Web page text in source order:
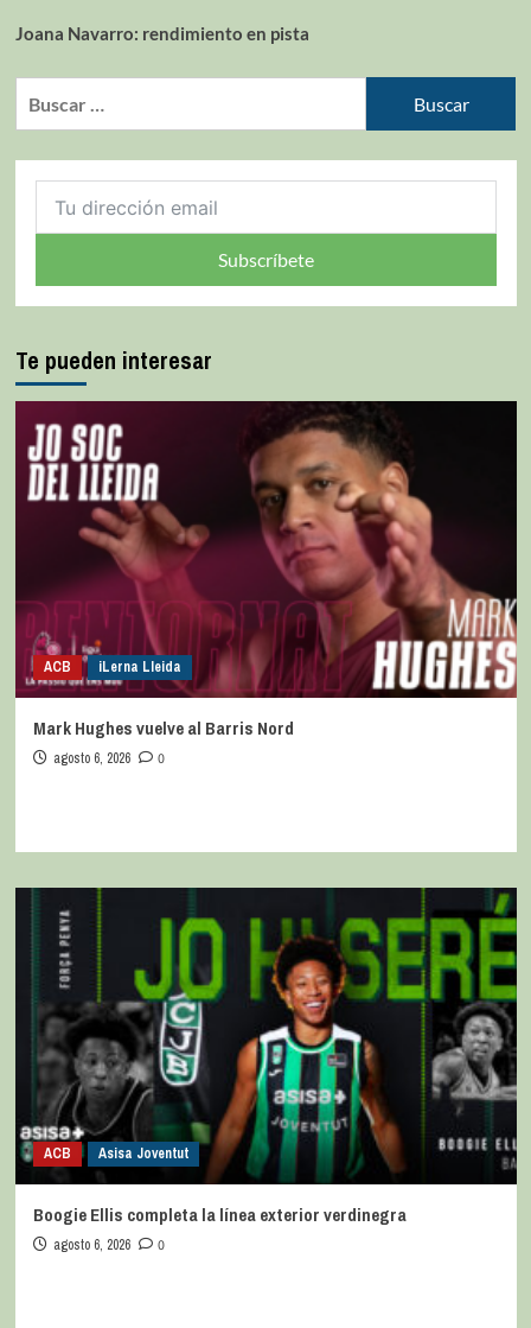
Joana Navarro: rendimiento en pista
Subscríbete
Te pueden interesar
ACB iLerna Lleida
Mark Hughes vuelve al Barris Nord
agosto 6, 2026 0
ACB Asisa Joventut
Boogie Ellis completa la línea exterior verdinegra
agosto 6, 2026 0